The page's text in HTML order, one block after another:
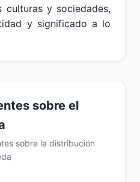
culturas y sociedades,
y significado a lo
sobre el
sobre la distribución